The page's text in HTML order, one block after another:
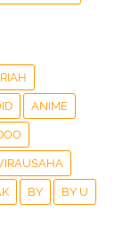
ANIME
BY BY U